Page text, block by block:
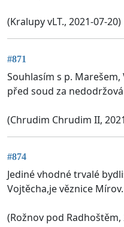
(Kralupy vLT., 2021-07-20)
#871
Souhlasím s p.
před soud za
(Chrudim Chrudim II,
#874
Jediné vhodné trvalé
Vojtěcha,je věznice Mírov.
(Rožnov pod Radhoštěm,